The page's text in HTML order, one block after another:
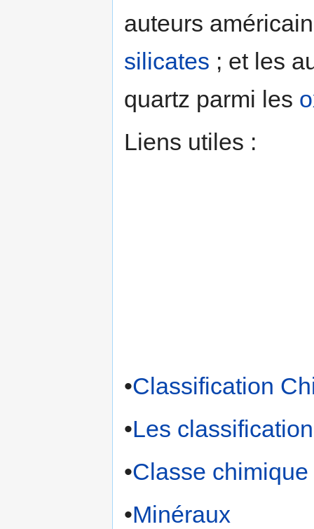
auteurs
silicates ; et les
quartz parmi les
Liens utiles :
•Classification
•Les
•Classe
•Minéraux